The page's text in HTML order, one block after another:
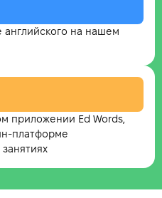
английского на нашем
приложении Ed Words,
платформе